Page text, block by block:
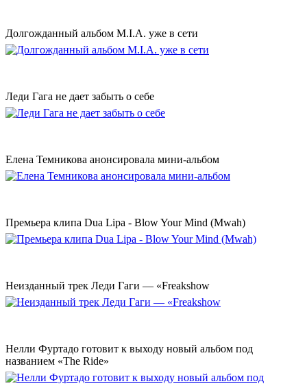
Долгожданный альбом M.I.A. уже в сети
Леди Гага не дает забыть о себе
Елена Темникова анонсировала мини-альбом
Премьера клипа Dua Lipa - Blow Your Mind (Mwah)
Неизданный трек Леди Гаги — «Freakshow
Нелли Фуртадо готовит к выходу новый альбом под
названием «The Ride»